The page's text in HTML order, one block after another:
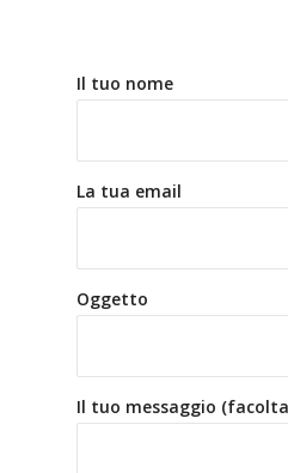
Il tuo nome
La tua email
Oggetto
Il tuo messaggio